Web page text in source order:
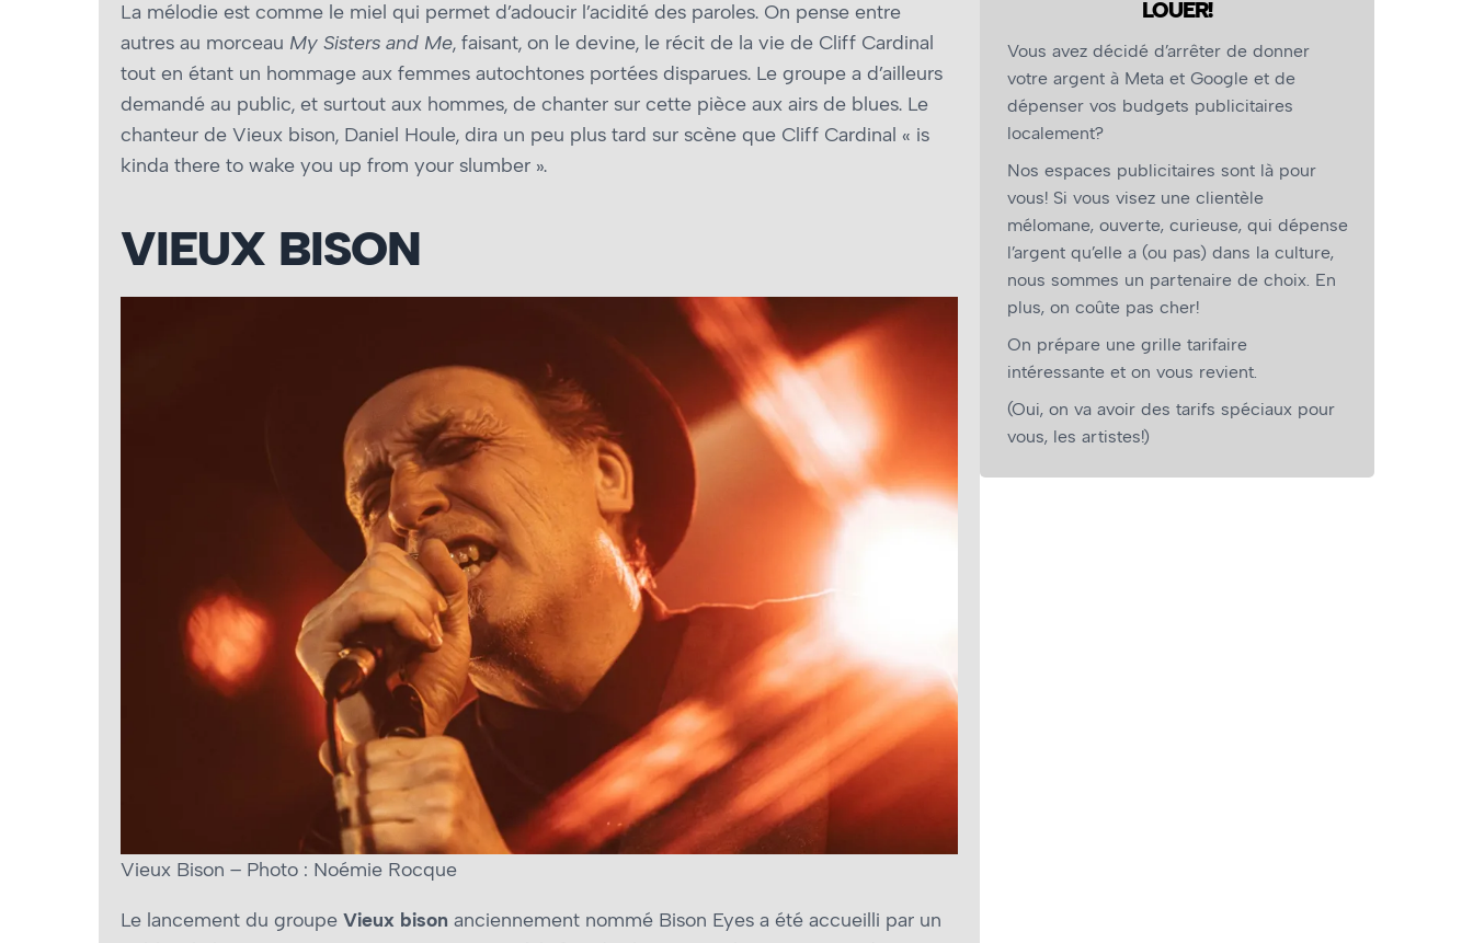
La mélodie est comme le miel qui permet d’adoucir l’acidité des paroles. On pense entre
autres au morceau My Sisters and Me, faisant, on le devine, le récit de la vie de Cliff Cardinal
tout en étant un hommage aux femmes autochtones portées disparues. Le groupe a d’ailleurs
demandé au public, et surtout aux hommes, de chanter sur cette pièce aux airs de blues. Le
chanteur de Vieux bison, Daniel Houle, dira un peu plus tard sur scène que Cliff Cardinal « is
kinda there to wake you up from your slumber ».
VIEUX BISON
Vieux Bison – Photo : Noémie Rocque
Le lancement du groupe Vieux bison anciennement nommé Bison Eyes a été accueilli par un
LOUER!
Vous avez décidé d’arrêter de donner
votre argent à Meta et Google et de
dépenser vos budgets publicitaires
localement?
Nos espaces publicitaires sont là pour
vous! Si vous visez une clientèle
mélomane, ouverte, curieuse, qui dépense
l’argent qu’elle a (ou pas) dans la culture,
nous sommes un partenaire de choix. En
plus, on coûte pas cher!
On prépare une grille tarifaire
intéressante et on vous revient.
(Oui, on va avoir des tarifs spéciaux pour
vous, les artistes!)